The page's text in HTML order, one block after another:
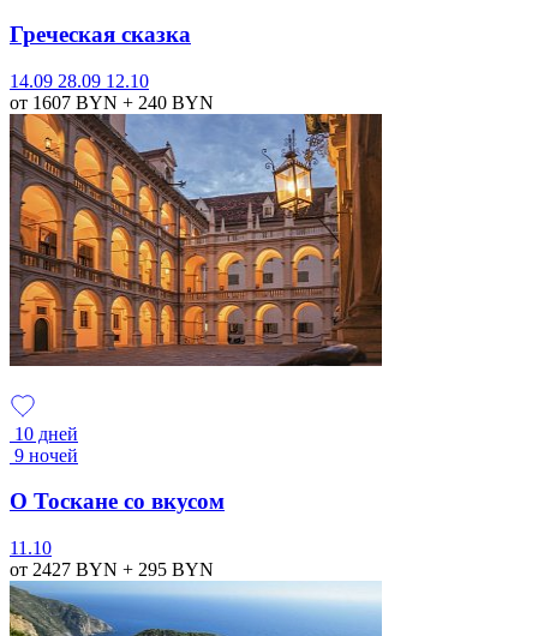
Греческая сказка
14.09 28.09 12.10
от 1607 BYN + 240 BYN
10 дней
9 ночей
О Тоскане со вкусом
11.10
от 2427 BYN + 295 BYN